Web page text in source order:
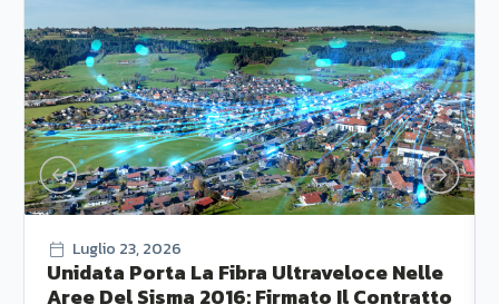
Luglio 23, 2026
Unidata Porta La Fibra Ultraveloce Nelle
Aree Del Sisma 2016: Firmato Il Contratto